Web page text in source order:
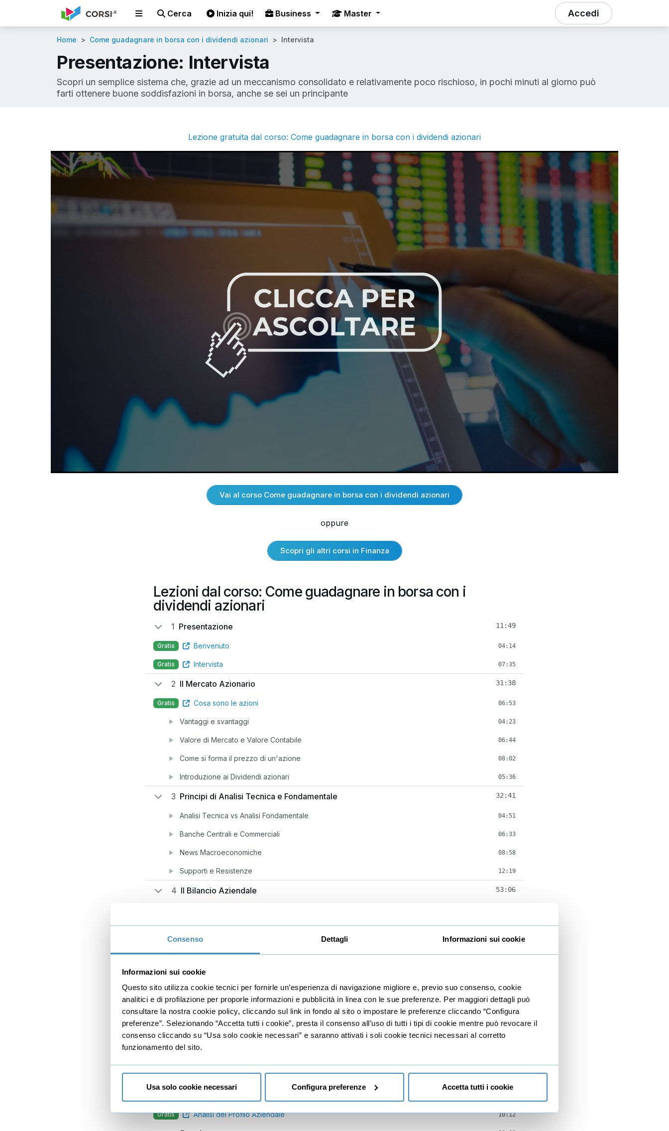
Consenso Dettagli Informazioni sui cookie
Informazioni sui cookie
Questo sito utilizza cookie tecnici per fornirle un’esperienza di navigazione migliore e, previo suo consenso, cookie
analitici e di profilazione per proporle informazioni e pubblicità in linea con le sue preferenze. Per maggiori dettagli può
consultare la nostra cookie policy, cliccando sul link in fondo al sito o impostare le preferenze cliccando “Configura
preferenze”. Selezionando “Accetta tutti i cookie”, presta il consenso all’uso di tutti i tipi di cookie mentre può revocare il
consenso cliccando su “Usa solo cookie necessari” e saranno attivati i soli cookie tecnici necessari al corretto
funzionamento del sito.
Usa solo cookie necessari Configura preferenze Accetta tutti i cookie
Cerca Inizia qui! Business Master Accedi
Home Come guadagnare in borsa con i dividendi azionari Intervista
Presentazione: Intervista
Scopri un semplice sistema che, grazie ad un meccanismo consolidato e relativamente poco rischioso, in pochi minuti al giorno può
farti ottenere buone soddisfazioni in borsa, anche se sei un principante
Lezione gratuita dal corso: Come guadagnare in borsa con i dividendi azionari
Vai al corso Come guadagnare in borsa con i dividendi azionari
oppure
Scopri gli altri corsi in Finanza
Lezioni dal corso: Come guadagnare in borsa con i
dividendi azionari
1 Presentazione 11:49
Gratis Benvenuto 04:14
Gratis Intervista 07:35
2 Il Mercato Azionario 31:38
Gratis Cosa sono le azioni 06:53
Vantaggi e svantaggi 04:23
Valore di Mercato e Valore Contabile 06:44
Come si forma il prezzo di un'azione 08:02
Introduzione ai Dividendi azionari 05:36
3 Principi di Analisi Tecnica e Fondamentale 32:41
Analisi Tecnica vs Analisi Fondamentale 04:51
Banche Centrali e Commerciali 06:33
News Macroeconomiche 08:58
Supporti e Resistenze 12:19
4 Il Bilancio Aziendale 53:06
Lo Stato Patrimoniale 06:27
La liquidità 11:49
Dalla lettura all'analisi di bilancio 05:36
ROE vs ROI
5 Il Metodo Dividendum 01:37:43
Gratis Analisi del Profilo Aziendale 10:12